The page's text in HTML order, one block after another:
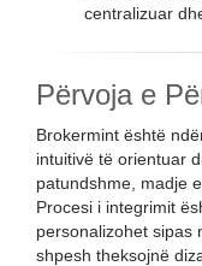
centralizuar
Përvoja e
Brokermint është
intuitivë të orientuar
patundshme, madje
Procesi i integrimit
personalizohet sipas
shpesh theksojnë